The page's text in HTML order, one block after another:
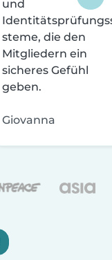
und
steme, die den
Mitgliedern ein
sicheres Gefühl
geben.
Giovanna